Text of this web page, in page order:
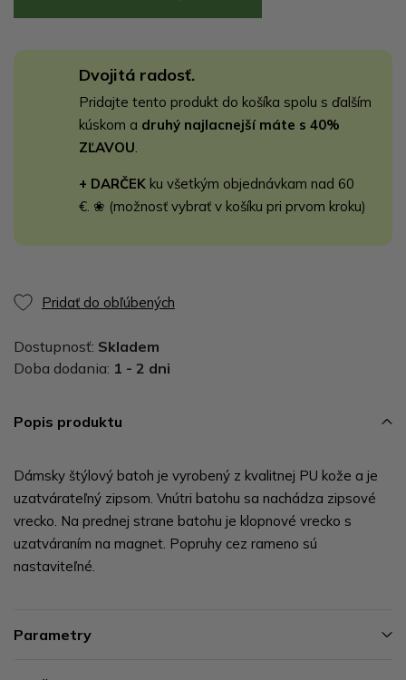
Dvojitá radosť.
Pridajte tento produkt do košíka spolu s ďalším
kúskom a druhý najlacnejší máte s 40%
ZĽAVOU
+ DARČEK ku všetkým objednávkam nad 60
€. ❀ (možnosť vybrať v košíku pri prvom kroku)
Pridať do obľúbených
Dostupnosť: Skladem
Doba dodania: 1 - 2 dni
Popis produktu
Dámsky štýlový batoh je vyrobený z kvalitnej PU kože a je
uzatvárateľný zipsom. Vnútri batohu sa nachádza zipsové
vrecko. Na prednej strane batohu je klopnové vrecko s
uzatváraním na magnet. Popruhy cez rameno sú
nastaviteľné.
Parametry